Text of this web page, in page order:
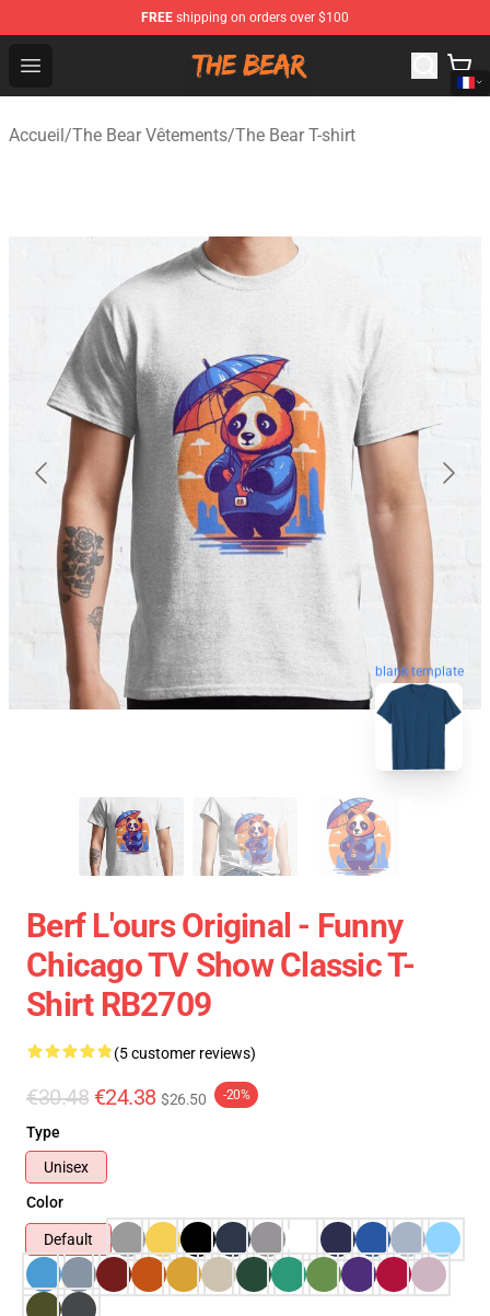
FREE shipping on orders over $100
Open menu
The Bear Shop - Official The Bear Merchandise Store
Accueil/The Bear Vêtements/The Bear T-shirt
blank template
Berf L'ours Original - Funny
Chicago TV Show Classic T-
Shirt RB2709
(5 customer reviews)
€30.48 €24.38 $26.50 -20%
Type
Unisex
Color
Default